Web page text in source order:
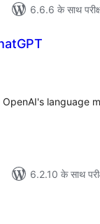
6.6.6 के साथ
language
6.2.10 के साथ